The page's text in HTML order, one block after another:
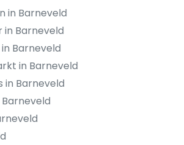
in Barneveld
Barneveld
Barneveld
in Barneveld
in Barneveld